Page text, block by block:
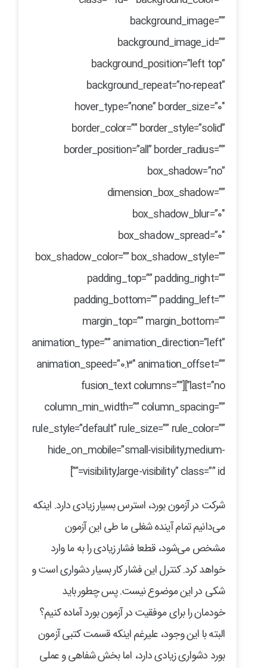
background_image=””
background_image_id=””
background_position=”left top”
background_repeat=”no-repeat”
hover_type=”none” border_size=”0″
border_color=”” border_style=”solid”
border_position=”all” border_radius=””
box_shadow=”no”
dimension_box_shadow=””
box_shadow_blur=”0″
box_shadow_spread=”0″
box_shadow_color=”” box_shadow_style=””
padding_top=”” padding_right=””
padding_bottom=”” padding_left=””
margin_top=”” margin_bottom=””
animation_type=”” animation_direction=”left”
animation_speed=”0.3″ animation_offset=””
last=”no”][fusion_text columns=””
column_min_width=”” column_spacing=””
rule_style=”default” rule_size=”” rule_color=””
hide_on_mobile=”small-visibility,medium-
visibility,large-visibility” class=”” id=””]
شرکت در آزمون بورد، استرس بسیار زیادی دارد. اینکه
می‌دانیم تمام آینده شغلی ما طی این آزمون
مشخص می‌شود، قطعا فشار زیادی را به ما وارد
خواهد کرد. کنترل این فشار کار بسیار دشواری است و
شکی در این موضوع نیست. پس چطور باید
خودمان را برای موفقیت در آزمون بورد آماده کنیم؟
البته با این وجود، علیرغم اینکه قسمت کتبی آزمون
بورد دشواری زیادی دارد، اما بخش شفاهی و عملی